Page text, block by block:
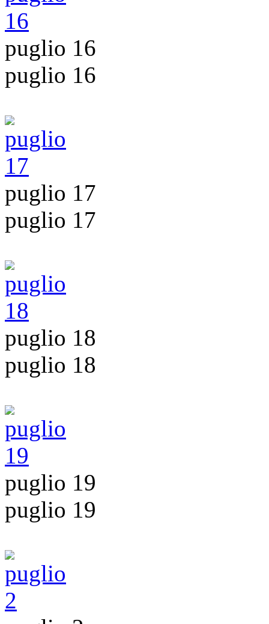
puglio 16
puglio 16
puglio 17
puglio 17
puglio 18
puglio 18
puglio 19
puglio 19